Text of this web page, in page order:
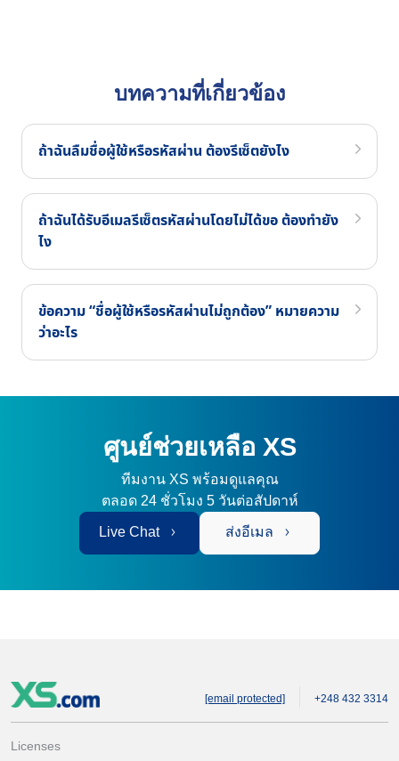
บทความที่เกี่ยวข้อง
ถ้าฉันลืมชื่อผู้ใช้หรือรหัสผ่าน ต้องรีเซ็ตยังไง
ถ้าฉันได้รับอีเมลรีเซ็ตรหัสผ่านโดยไม่ได้ขอ ต้องทำยัง
ไง
ข้อความ “ชื่อผู้ใช้หรือรหัสผ่านไม่ถูกต้อง” หมายความ
ว่าอะไร
ศูนย์ช่วยเหลือ XS
ทีมงาน XS พร้อมดูแลคุณ
ตลอด 24 ชั่วโมง 5 วันต่อสัปดาห์
Live Chat ส่งอีเมล
[email protected] +248 432 3314
Licenses